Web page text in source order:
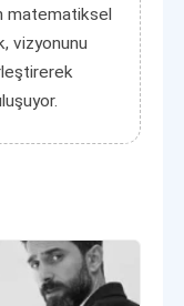
matematiksel
vizyonunu